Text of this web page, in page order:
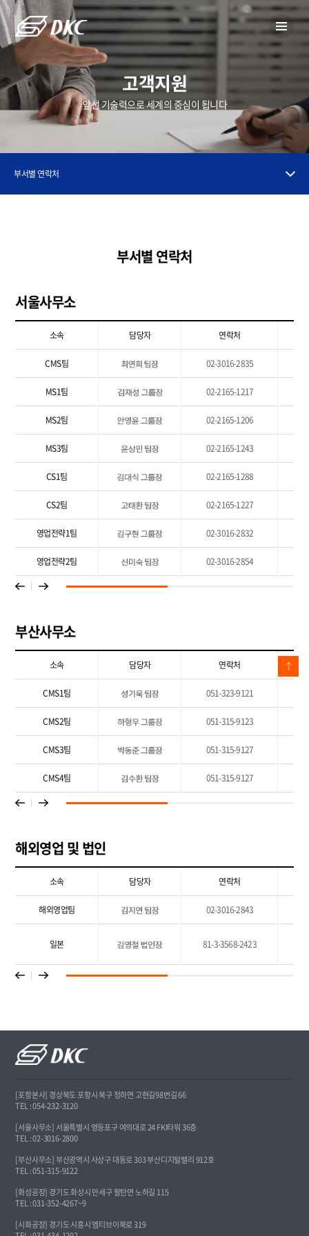
고객지원
앞선 기술력으로 세계의 중심이 됩니다
부서별 연락처
부서별 연락처
서울사무소
소속 담당자 연락처
CMS팀 02-3016-2835
MS1팀 02-2165-1217
MS2팀 02-2165-1206
MS3팀 02-2165-1243
CS1팀 02-2165-1288
CS2팀 02-2165-1227
영업전략1팀 02-3016-2832
영업전략2팀 02-3016-2854
부산사무소
소속 담당자 연락처
CMS1팀 051-323-9121
CMS2팀 051-315-9123
CMS3팀 051-315-9127
CMS4팀 051-315-9127
해외영업 및 법인
소속 담당자 연락처
해외영업팀 02-3016-2843
일본 81-3-3568-2423
[포항본사] 경상북도 포항시 북구 청하면 고현길98번길 66
TEL : 054-232-3120
[서울사무소] 서울특별시 영등포구 여의대로 24 FKI타워 36층
TEL : 02-3016-2800
[부산사무소] 부산광역시 사상구 대동로 303 부산디지털밸리 912호
TEL : 051-315-9122
[화성공장] 경기도 화성시 만세구 팔탄면 노하길 115
TEL : 031-352-4267~9
[시화공장] 경기도 시흥시 엠티브이북로 319